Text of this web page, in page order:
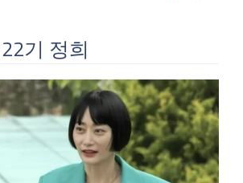
기 정희